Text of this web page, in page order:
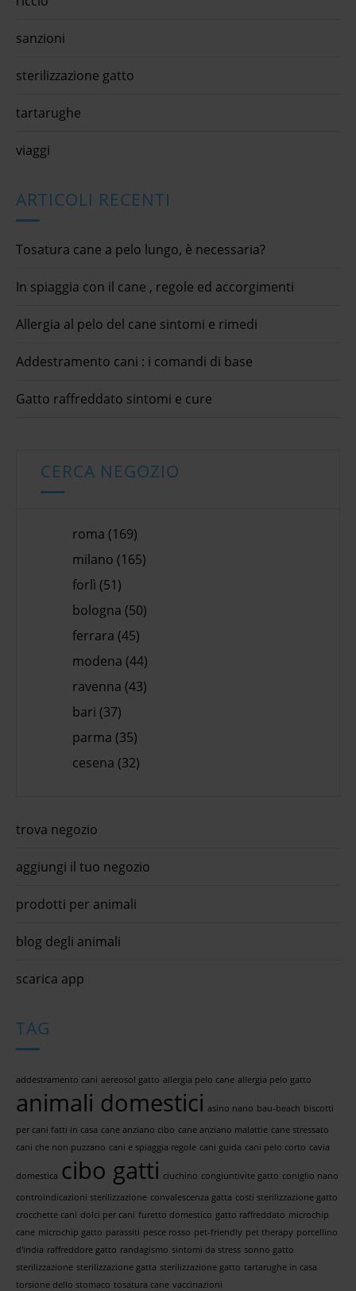
sanzioni
sterilizzazione gatto
tartarughe
viaggi
ARTICOLI RECENTI
Tosatura cane a pelo lungo, è necessaria?
In spiaggia con il cane , regole ed accorgimenti
Allergia al pelo del cane sintomi e rimedi
Addestramento cani : i comandi di base
Gatto raffreddato sintomi e cure
CERCA NEGOZIO
roma (169)
milano (165)
forlì (51)
bologna (50)
ferrara (45)
modena (44)
ravenna (43)
bari (37)
parma (35)
cesena (32)
trova negozio
aggiungi il tuo negozio
prodotti per animali
blog degli animali
scarica app
TAG
addestramento cani aereosol gatto allergia pelo cane allergia pelo gatto
animali domestici asino nano bau-beach biscotti
per cani fatti in casa cane anziano cibo cane anziano malattie cane stressato
cani che non puzzano cani e spiaggia regole cani guida cani pelo corto cavia
domestica cibo gatti ciuchino congiuntivite gatto coniglio nano
controindicazioni sterilizzazione convalescenza gatta costi sterilizzazione gatto
crocchette cani dolci per cani furetto domestico gatto raffreddato microchip
cane microchip gatto parassiti pesce rosso pet-friendly pet therapy porcellino
d'india raffreddore gatto randagismo sintomi da stress sonno gatto
sterilizzazione sterilizzazione gatta sterilizzazione gatto tartarughe in casa
torsione dello stomaco tosatura cane vaccinazioni